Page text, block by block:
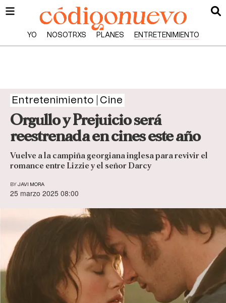
YO NOSOTRXS PLANES ENTRETENIMIENTO
Entretenimiento Cine
Orgullo y Prejuicio será
reestrenada en cines este año
Vuelve a la campiña georgiana inglesa para revivir el
romance entre Lizzie y el señor Darcy
BY JAVI MORA
25 marzo 2025 08:00